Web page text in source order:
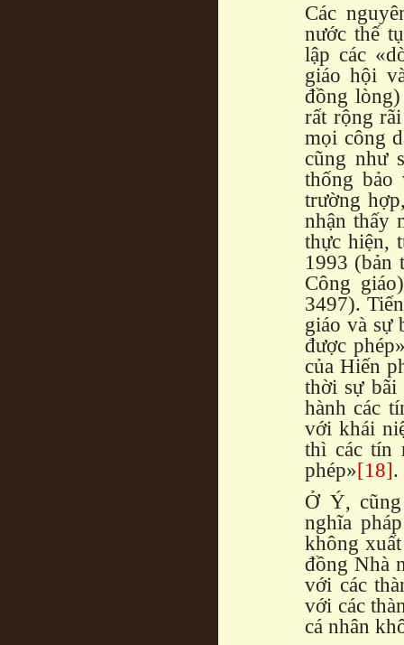
Các
nước thế
lập các
giáo hội
đồng
rất rộng
mọi công
cũng như
thống bảo
trường
nhận thấy
thực hiện,
1993 (bản
Công
3497).
giáo và sự
được
của Hiến
thời sự bãi
hành các
với khái
thì các tín
phép»[18].
Ở Ý,
nghĩa
không
đồng Nhà
với các
với các
cá nhân